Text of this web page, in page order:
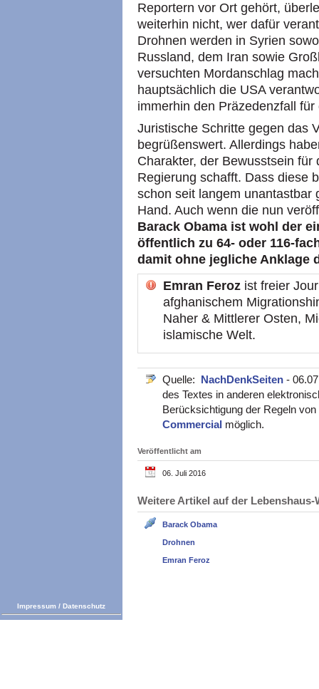
Reportern vor Ort gehört,
weiterhin nicht, wer dafür
Drohnen werden in Syrien
Russland, dem Iran sowie
versuchten Mordanschlag
hauptsächlich die USA
immerhin den Präzedenzfall
Juristische Schritte gegen das
begrüßenswert. Allerdings
Charakter, der Bewusstsein
Regierung schafft. Dass diese
schon seit langem unantastbar
Hand. Auch wenn die nun
Barack Obama ist wohl der
öffentlich zu 64- oder 116-
damit ohne jegliche Anklage
Emran Feroz ist freier
afghanischem
Naher & Mittlerer Osten,
islamische Welt.
Quelle: NachDenkSeiten -
des Textes in anderen
Berücksichtigung der Regeln von
Commercial möglich.
Veröffentlicht am
06. Juli 2016
Weitere Artikel auf der
Barack Obama
Drohnen
Emran Feroz
Impressum / Datenschutz